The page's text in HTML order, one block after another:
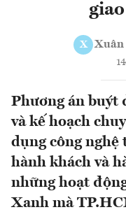
X Xuân
Phương án buýt
và kế hoạch
dụng công
hành khách và
những hoạt
Xanh mà